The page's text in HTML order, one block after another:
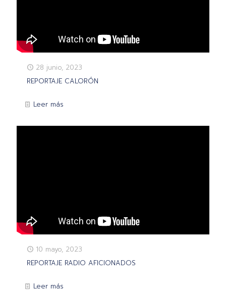
28 junio, 2023
REPORTAJE CALORÓN
Leer más
10 mayo, 2023
REPORTAJE RADIO AFICIONADOS
Leer más